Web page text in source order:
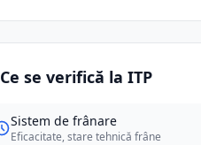
Ce se verifică la ITP
Sistem de frânare
Eficacitate, stare tehnică frâne